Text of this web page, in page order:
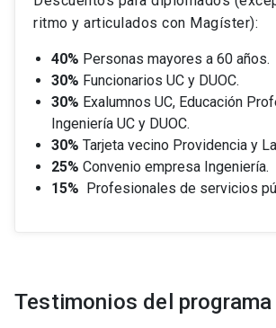
ritmo y articulados con Magíster):
40% Personas mayores a 60 años.
30% Funcionarios UC y DUOC.
30% Exalumnos UC, Educación
Ingeniería UC y DUOC.
30% Tarjeta vecino Providencia y
25% Convenio empresa Ingeniería.
15% Profesionales de servicios
Testimonios del programa